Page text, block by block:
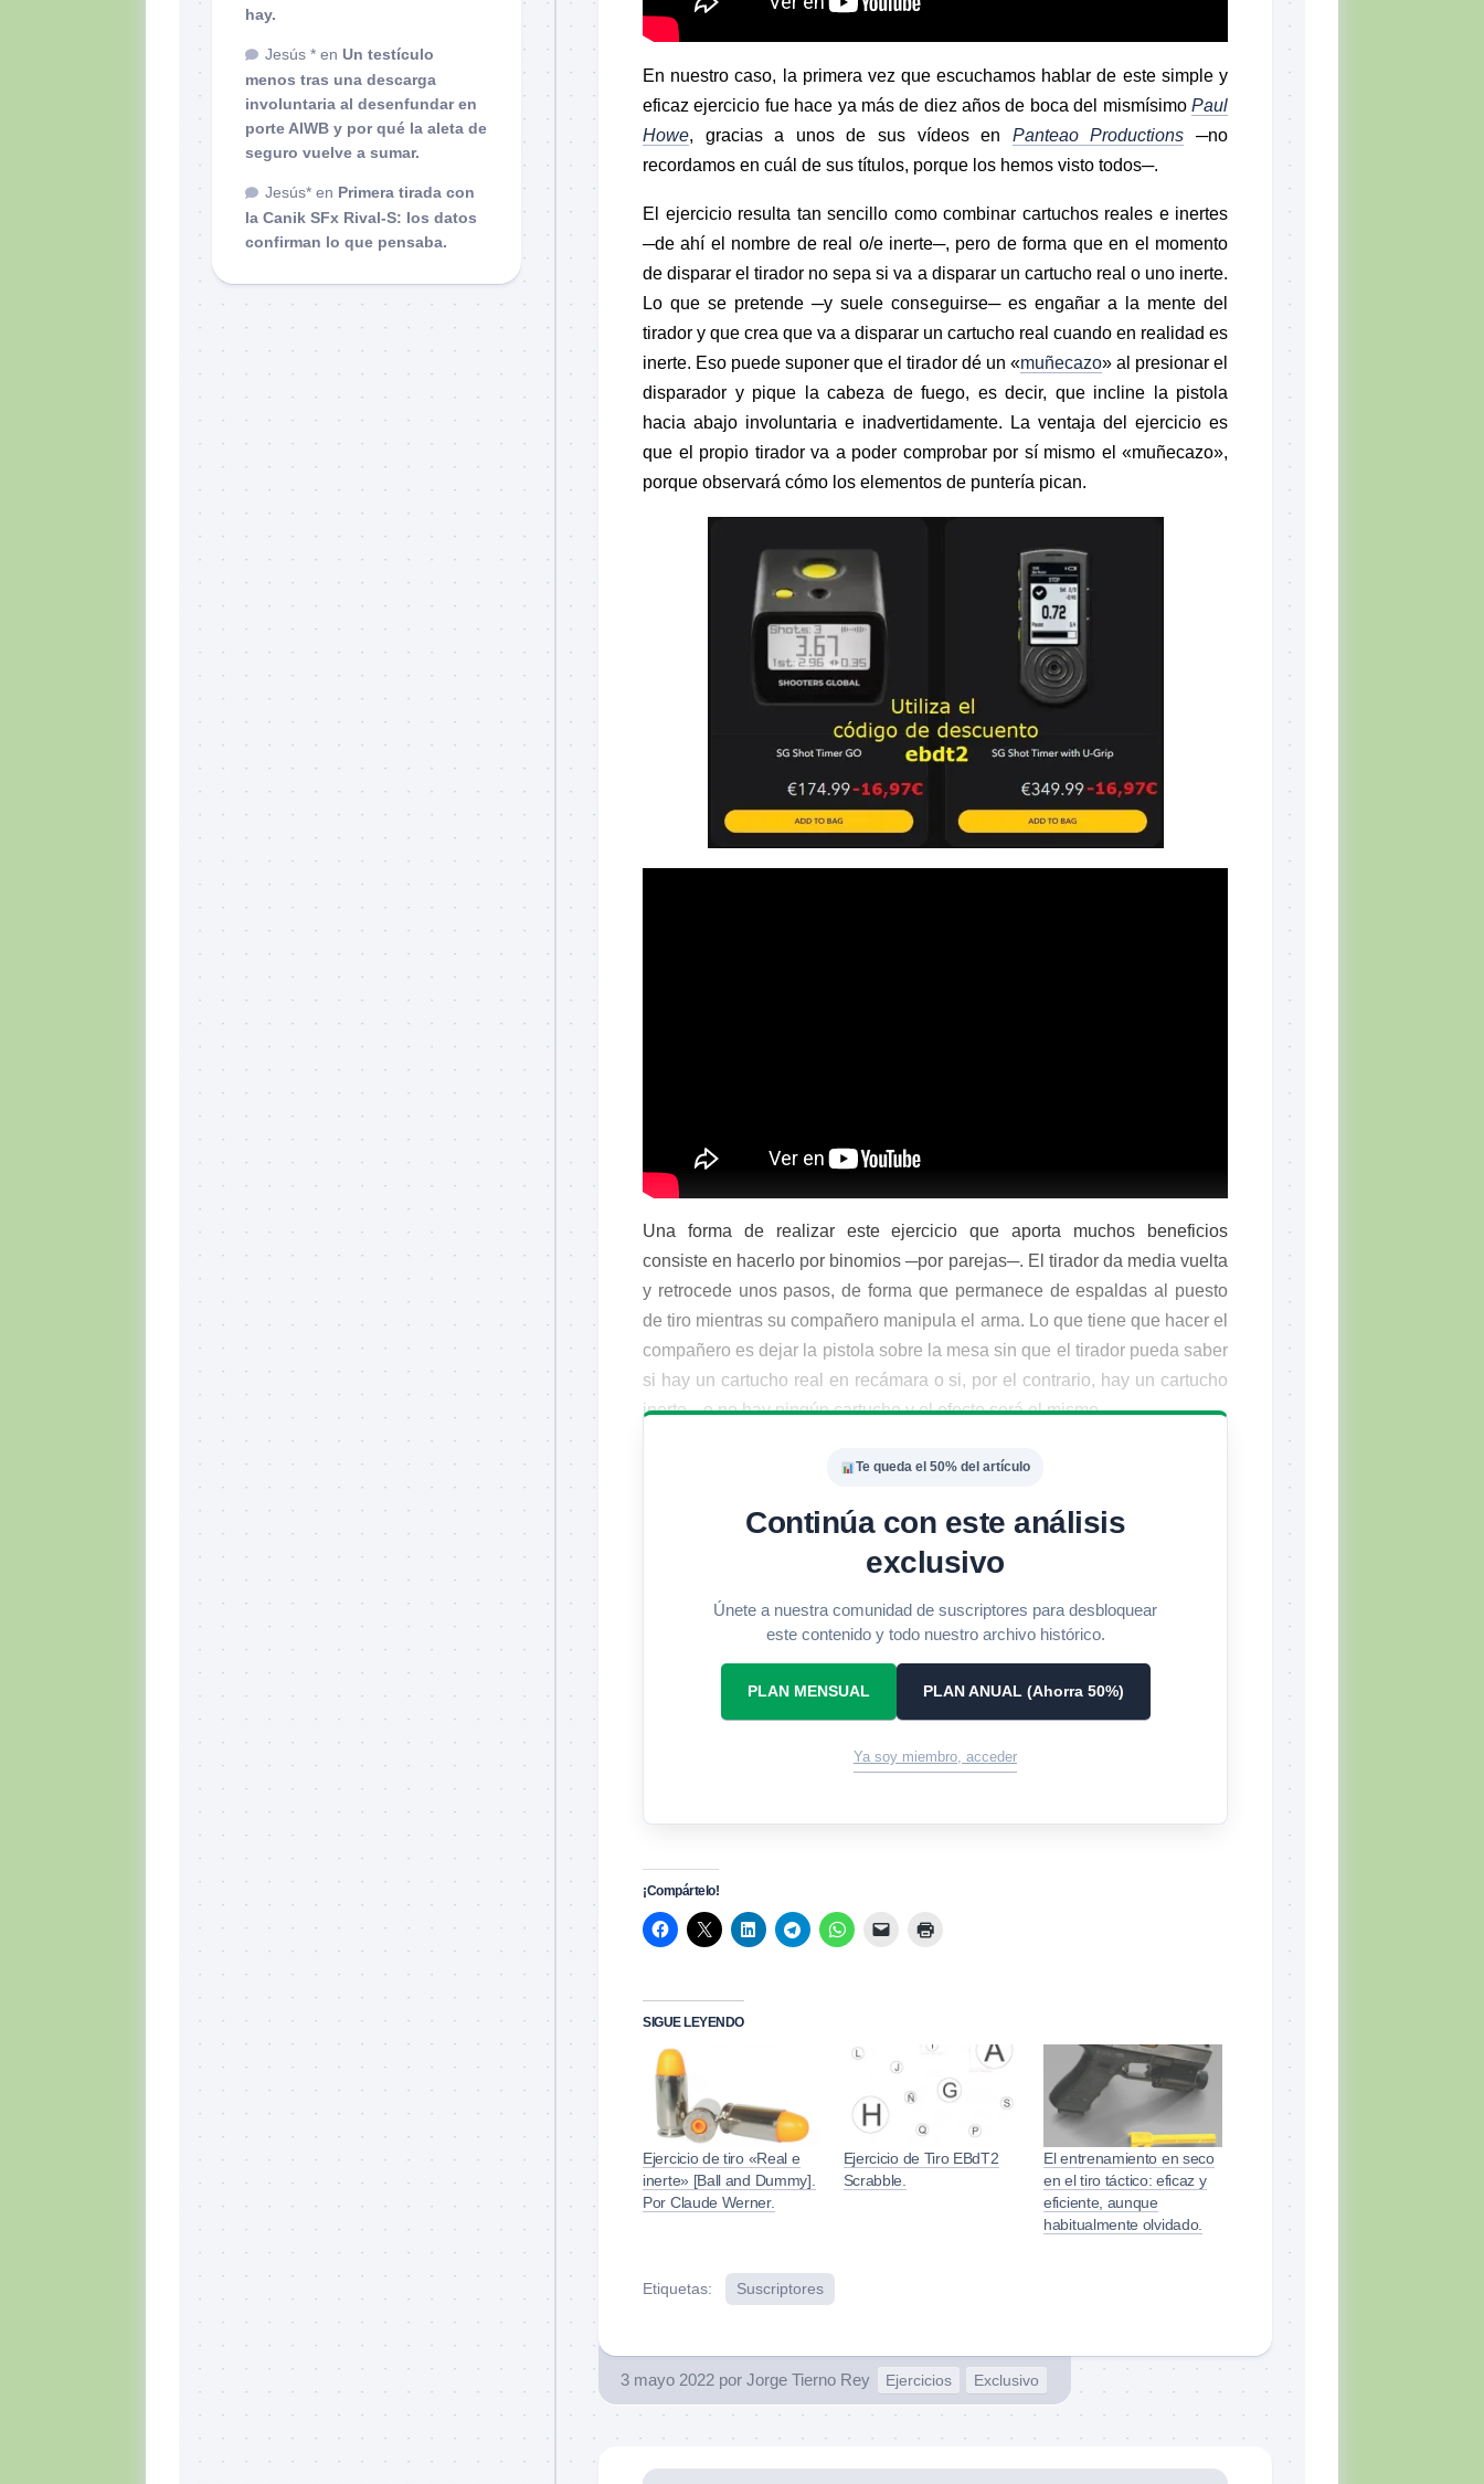
En nuestro caso, la primera vez que escuchamos hablar de este simple y
eficaz ejercicio fue hace ya más de diez años de boca del mismísimo Paul
Howe, gracias a unos de sus vídeos en Panteao Productions ─no
recordamos en cuál de sus títulos, porque los hemos visto todos─.
El ejercicio resulta tan sencillo como combinar cartuchos reales e inertes
─de ahí el nombre de real o/e inerte─, pero de forma que en el momento
de disparar el tirador no sepa si va a disparar un cartucho real o uno inerte.
Lo que se pretende ─y suele conseguirse─ es engañar a la mente del
tirador y que crea que va a disparar un cartucho real cuando en realidad es
inerte. Eso puede suponer que el tirador dé un «muñecazo» al presionar el
disparador y pique la cabeza de fuego, es decir, que incline la pistola
hacia abajo involuntaria e inadvertidamente. La ventaja del ejercicio es
que el propio tirador va a poder comprobar por sí mismo el «muñecazo»,
porque observará cómo los elementos de puntería pican.
Una forma de realizar este ejercicio que aporta muchos beneficios
consiste en hacerlo por binomios ─por parejas─. El tirador da media vuelta
y retrocede unos pasos, de forma que permanece de espaldas al puesto
de tiro mientras su compañero manipula el arma. Lo que tiene que hacer el
compañero es dejar la pistola sobre la mesa sin que el tirador pueda saber
si hay un cartucho real en recámara o si, por el contrario, hay un cartucho
inerte ─o no hay ningún cartucho y el efecto será el mismo─.
Te queda el 50% del artículo
Continúa con este análisis
exclusivo
Únete a nuestra comunidad de suscriptores para desbloquear
este contenido y todo nuestro archivo histórico.
PLAN MENSUAL PLAN ANUAL (Ahorra 50%)
Ya soy miembro, acceder
¡Compártelo!
SIGUE LEYENDO
Ejercicio de tiro «Real e
inerte» [Ball and Dummy].
Por Claude Werner.
Ejercicio de Tiro EBdT2
Scrabble.
El entrenamiento en seco
en el tiro táctico: eficaz y
eficiente, aunque
habitualmente olvidado.
Etiquetas: Suscriptores
3 mayo 2022 por Jorge Tierno Rey Ejercicios Exclusivo
hay.
Jesús * en Un testículo
menos tras una descarga
involuntaria al desenfundar en
porte AIWB y por qué la aleta de
seguro vuelve a sumar.
Jesús* en Primera tirada con
la Canik SFx Rival-S: los datos
confirman lo que pensaba.